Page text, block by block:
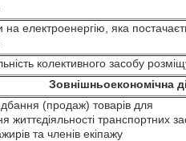
на електроенергію, яка
колективного засобу
Зовнішньоекономічна
(продаж) товарів для
життєдіяльності транспортних
та членів екіпажу